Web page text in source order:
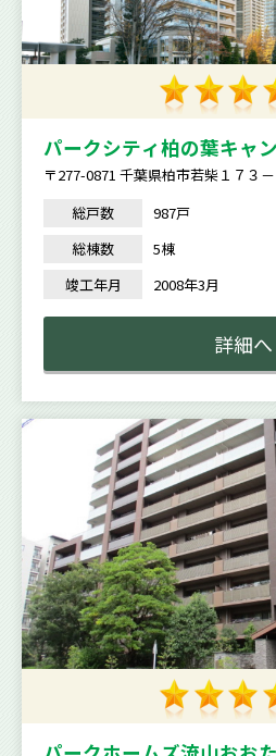
パークシティ柏の葉キャ
〒277-0871 千葉県柏市若柴１７３
総戸数
987戸
総棟数
5棟
竣工年月
2008年3月
詳細へ